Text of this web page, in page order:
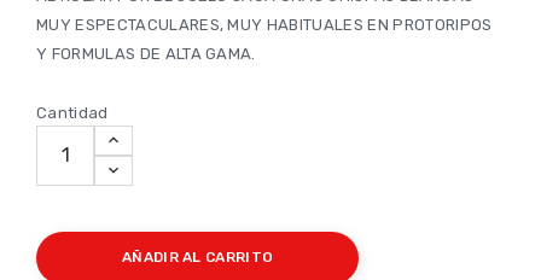
MUY ESPECTACULARES, MUY HABITUALES EN PROTORIPOS
Y FORMULAS DE ALTA GAMA.
Cantidad
AÑADIR AL CARRITO